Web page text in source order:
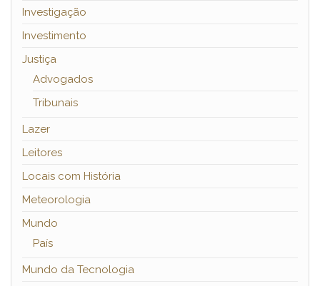
Investigação
Investimento
Justiça
Advogados
Tribunais
Lazer
Leitores
Locais com História
Meteorologia
Mundo
País
Mundo da Tecnologia